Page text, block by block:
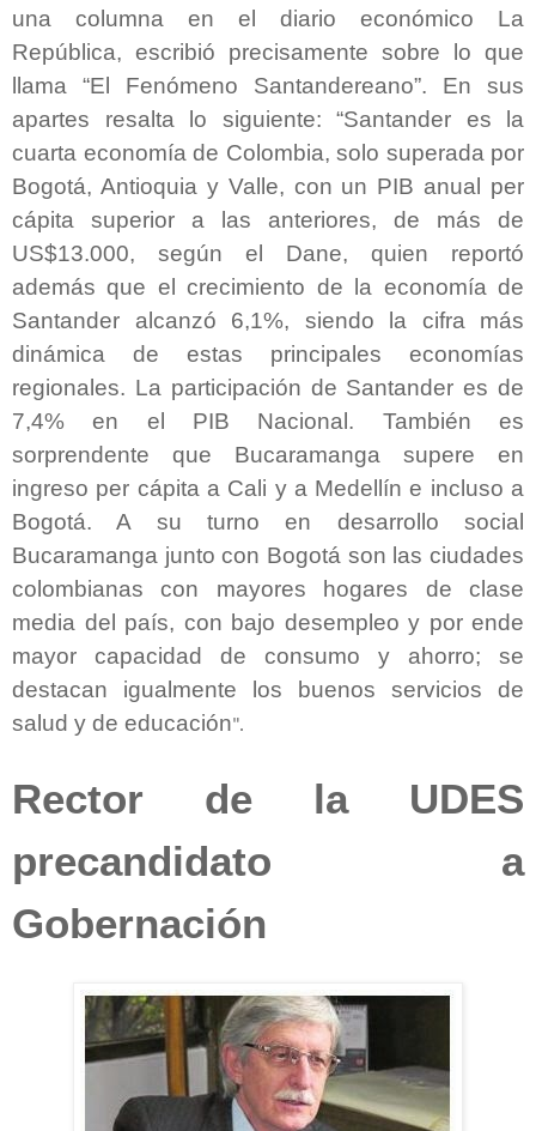
una columna en el diario económico La
República, escribió precisamente sobre lo que
llama “El Fenómeno Santandereano”. En sus
apartes resalta lo siguiente: “Santander es la
cuarta economía de Colombia, solo superada por
Bogotá, Antioquia y Valle, con un PIB anual per
cápita superior a las anteriores, de más de
US$13.000, según el Dane, quien reportó
además que el crecimiento de la economía de
Santander alcanzó 6,1%, siendo la cifra más
dinámica de estas principales economías
regionales. La participación de Santander es de
7,4% en el PIB Nacional. También es
sorprendente que Bucaramanga supere en
ingreso per cápita a Cali y a Medellín e incluso a
Bogotá. A su turno en desarrollo social
Bucaramanga junto con Bogotá son las ciudades
colombianas con mayores hogares de clase
media del país, con bajo desempleo y por ende
mayor capacidad de consumo y ahorro; se
destacan igualmente los buenos servicios de
salud y de educación".
Rector de la UDES
precandidato a
Gobernación